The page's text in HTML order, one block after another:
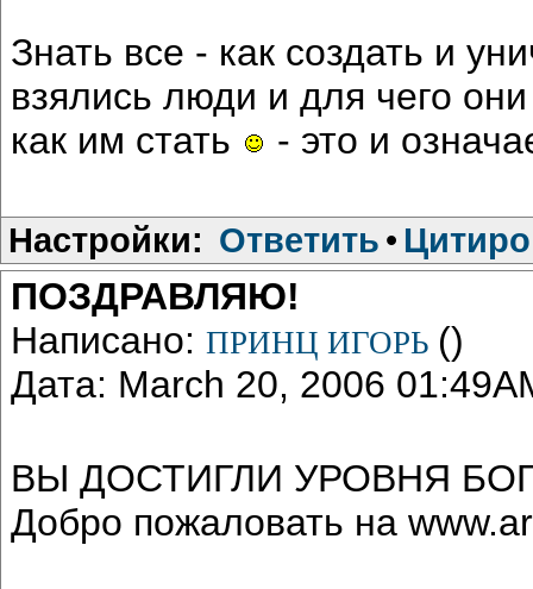
Знать все - как создать и
взялись люди и для чего
как им стать
- это и
Настройки: Ответить •
ПОЗДРАВЛЯЮ!
Написано: ПРИНЦ ИГОРЬ ()
Дата: March 20, 2006
ВЫ ДОСТИГЛИ УРОВНЯ
Добро пожаловать на